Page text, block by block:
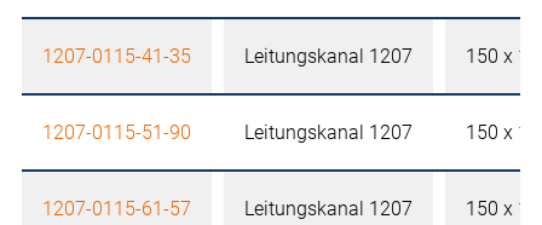
1207-0115-41-35 Leitungskanal 1207 150 x
1207-0115-51-90 Leitungskanal 1207 150 x
1207-0115-61-57 Leitungskanal 1207 150 x